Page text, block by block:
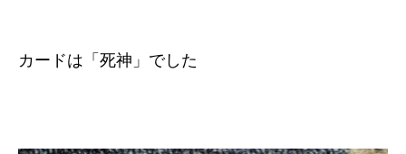
カードは「死神」でした